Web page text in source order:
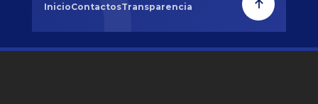
InicioContactosTransparencia